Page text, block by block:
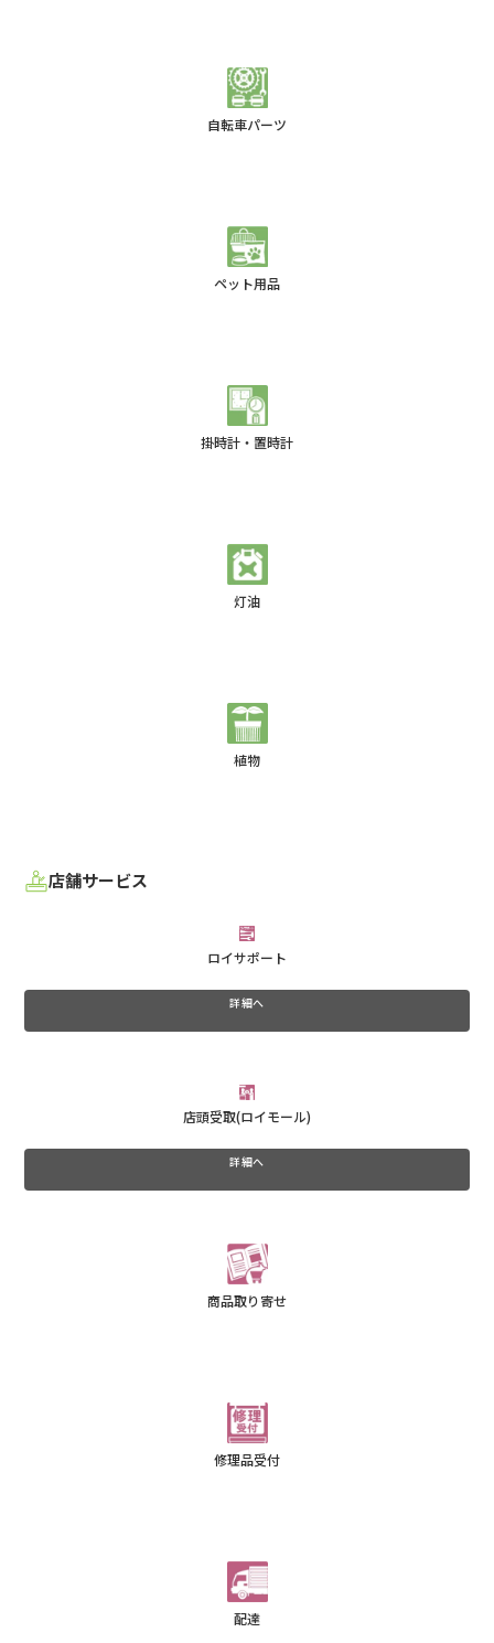
自転車パーツ
ペット用品
掛時計・置時計
灯油
植物
店舗サービス
ロイサポート
詳細へ
店頭受取(ロイモール)
詳細へ
商品取り寄せ
修理品受付
配達